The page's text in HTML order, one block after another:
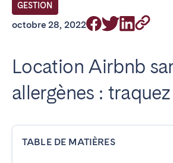
GESTION
octobre 28, 2022
Location Airbnb
allergènes : traquez
TABLE DE MATIÈRES
Londres
ÉMIRATS ARABES UNIS